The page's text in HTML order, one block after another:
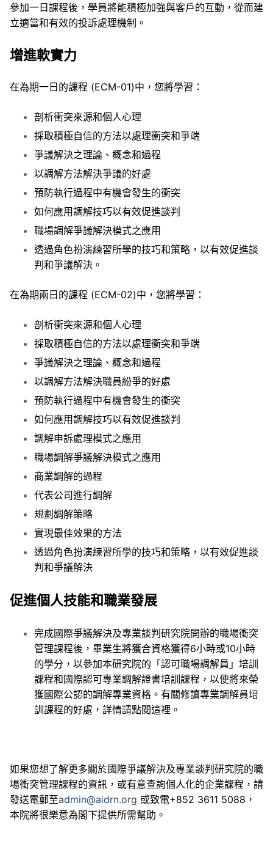
參加一日課程後，學員將能積極加強與客戶的互動，從而建
立適當和有效的投訴處理機制。
增進軟實力
在為期一日的課程 (ECM-01)中，您將學習：
剖析衝突來源和個人心理
採取積極自信的方法以處理衝突和爭端
爭議解決之理論、概念和過程
以調解方法解決爭議的好處
預防執行過程中有機會發生的衝突
如何應用調解技巧以有效促進談判
職場調解爭議解決模式之應用
透過角色扮演練習所學的技巧和策略，以有效促進談
判和爭議解決。
在為期兩日的課程 (ECM-02)中，您將學習：
剖析衝突來源和個人心理
採取積極自信的方法以處理衝突和爭端
爭議解決之理論、概念和過程
以調解方法解決職員紛爭的好處
預防執行過程中有機會發生的衝突
如何應用調解技巧以有效促進談判
調解申訴處理模式之應用
職場調解爭議解決模式之應用
商業調解的過程
代表公司進行調解
規劃調解策略
實現最佳效果的方法
透過角色扮演練習所學的技巧和策略，以有效促進談
判和爭議解決
促進個人技能和職業發展
完成國際爭議解決及專業談判研究院開辦的職場衝突
管理課程後，畢業生將獲合資格獲得6小時或10小時
的學分，以參加本研究院的「認可職場調解員」培訓
課程和國際認可專業調解證書培訓課程，以便將來榮
獲國際公認的調解專業資格。有關修讀專業調解員培
訓課程的好處，詳情請點閱這裡。
如果您想了解更多關於國際爭議解決及專業談判研究院的職
場衝突管理課程的資訊，或有意查詢個人化的企業課程，請
發送電郵至admin@aidrn.org 或致電+852 3611 5088，
本院將很樂意為閣下提供所需幫助。